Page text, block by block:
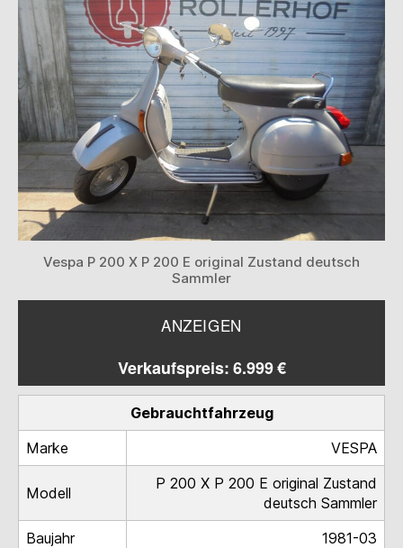
Vespa P 200 X P 200 E original Zustand deutsch
Sammler
ANZEIGEN
Verkaufspreis: 6.999 €
Gebrauchtfahrzeug
Marke
VESPA
Modell
P 200 X P 200 E original Zustand
deutsch Sammler
Baujahr
1981-03